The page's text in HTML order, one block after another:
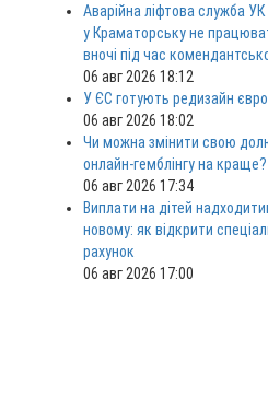
Аварійна ліфтова служба УК
у Краматорську не
вночі під час
06 авг 2026 18:12
У ЄС готують редизайн євро
06 авг 2026 18:02
Чи можна змінити свою
онлайн-гемблінгу на краще?
06 авг 2026 17:34
Виплати на дітей
новому: як відкрити
рахунок
06 авг 2026 17:00